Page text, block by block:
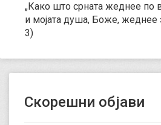
„Како што срната жеднее по
и мојата душа, Боже, жеднее
3)
Скорешни објави